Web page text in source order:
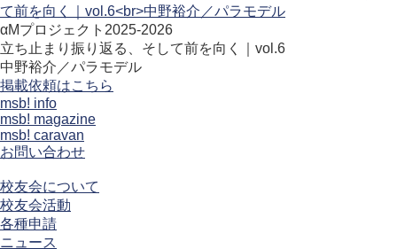
αMプロジェクト2025-2026
立ち止まり振り返る、そして前を向く｜vol.6
中野裕介／パラモデル
掲載依頼はこちら
msb! info
msb! magazine
msb! caravan
お問い合わせ
校友会について
校友会活動
各種申請
ニュース